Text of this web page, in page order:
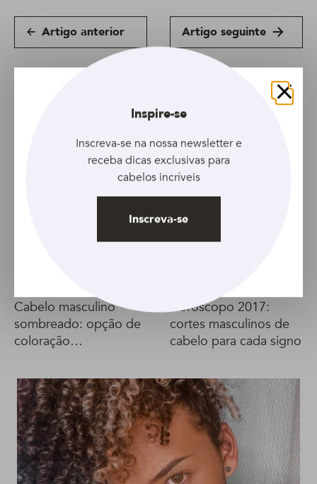
Artigo anterior Artigo seguinte
Cabelo masculino
sombreado: opção de
coloração
Horóscopo 2017:
cortes masculinos de
cabelo para cada signo
Fechar
Inspire-se
Inscreva-se na nossa newsletter e
receba dicas exclusivas para
cabelos incríveis
Inscreva-se